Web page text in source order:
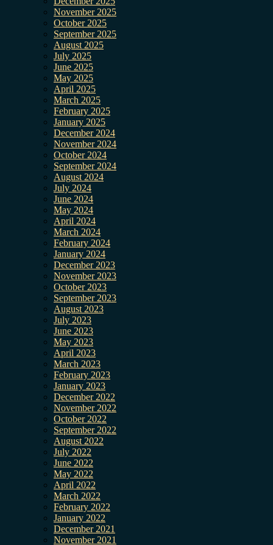
November 2025
October 2025
September 2025
August 2025
July 2025
June 2025
May 2025
April 2025
March 2025
February 2025
January 2025
December 2024
November 2024
October 2024
September 2024
August 2024
July 2024
June 2024
May 2024
April 2024
March 2024
February 2024
January 2024
December 2023
November 2023
October 2023
September 2023
August 2023
July 2023
June 2023
May 2023
April 2023
March 2023
February 2023
January 2023
December 2022
November 2022
October 2022
September 2022
August 2022
July 2022
June 2022
May 2022
April 2022
March 2022
February 2022
January 2022
December 2021
November 2021